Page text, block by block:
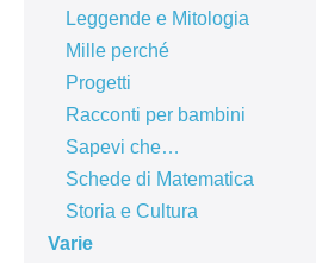
Leggende e Mitologia
Mille perché
Progetti
Racconti per bambini
Sapevi che…
Schede di Matematica
Storia e Cultura
Varie